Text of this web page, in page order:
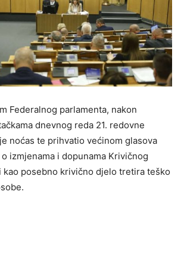
Federalnog parlamenta, nakon
dnevnog reda 21. redovne
noćas te prihvatio većinom glasova
izmjenama i dopunama Krivičnog
kao posebno krivično djelo tretira teško